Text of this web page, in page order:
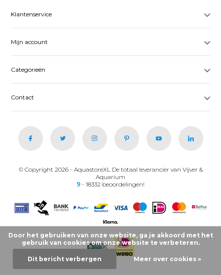
Klantenservice
Mijn account
Categorieën
Contact
© Copyright 2026 - AquastoreXL De totaal leverancier van Vijver &
Aquarium
9 - 18332 beoordelingen!
Door het gebruiken van onze website, ga je akkoord met het
gebruik van cookies om onze website te verbeteren.
Dit bericht verbergen Meer over cookies »